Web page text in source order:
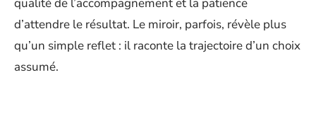
d’attendre le résultat. Le miroir, parfois, révèle plus
qu’un simple reflet : il raconte la trajectoire d’un choix
assumé.